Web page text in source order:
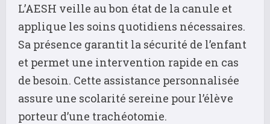
L’AESH veille au bon état de la canule et
applique les soins quotidiens nécessaires.
Sa présence garantit la sécurité de l’enfant
et permet une intervention rapide en cas
de besoin. Cette assistance personnalisée
assure une scolarité sereine pour l’élève
porteur d’une trachéotomie.